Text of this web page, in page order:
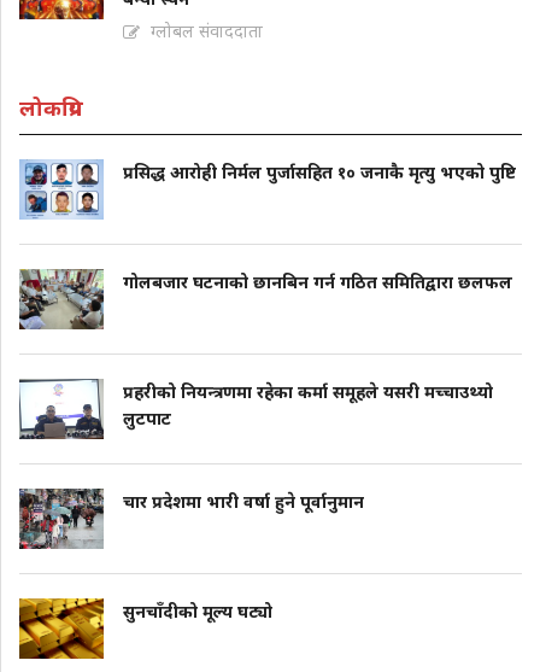
ग्लोबल संवाददाता
लोकप्रिय
प्रसिद्ध आरोही निर्मल पुर्जासहित १० जनाकै मृत्यु भएको पुष्टि
गोलबजार घटनाको छानबिन गर्न गठित समितिद्वारा छलफल
प्रहरीको नियन्त्रणमा रहेका कर्मा समूहले यसरी मच्चाउथ्यो
लुटपाट
चार प्रदेशमा भारी वर्षा हुने पूर्वानुमान
सुनचाँदीको मूल्य घट्यो